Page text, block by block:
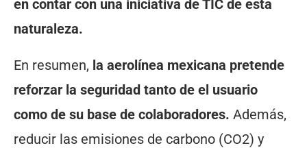
en contar con una iniciativa de TIC de esta
naturaleza.
En resumen, la aerolínea mexicana pretende
reforzar la seguridad tanto de el usuario
como de su base de colaboradores. Además,
reducir las emisiones de carbono (CO2) y